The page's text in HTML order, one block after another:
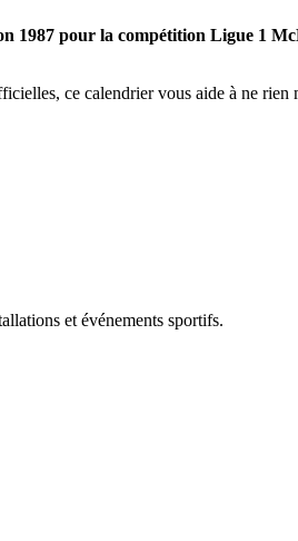
1987 pour la compétition Ligue 1
ce calendrier vous aide à ne rien
et événements sportifs.